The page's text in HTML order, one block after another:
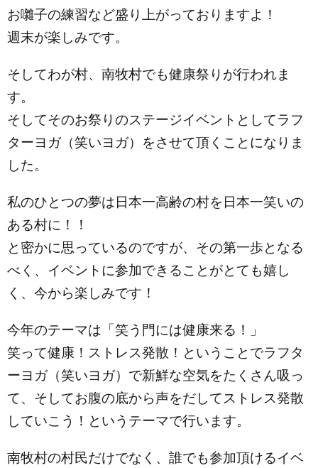
お囃子の練習など盛り上がっておりますよ！
週末が楽しみです。
そしてわが村、南牧村でも健康祭りが行われま
す。
そしてそのお祭りのステージイベントとしてラフ
ターヨガ（笑いヨガ）をさせて頂くことになりま
した。
私のひとつの夢は日本一高齢の村を日本一笑いの
ある村に！！
と密かに思っているのですが、その第一歩となる
べく、イベントに参加できることがとても嬉し
く、今から楽しみです！
今年のテーマは「笑う門には健康来る！」
笑って健康！ストレス発散！ということでラフタ
ーヨガ（笑いヨガ）で新鮮な空気をたくさん吸っ
て、そしてお腹の底から声をだしてストレス発散
していこう！というテーマで行います。
南牧村の村民だけでなく、誰でも参加頂けるイベ